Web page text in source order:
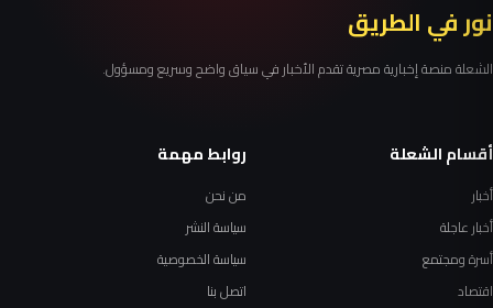
نور في الطريق
الشعلة منصة إخبارية مصرية تقدم الأخبار في سياق واضح وسريع ومسؤول.
أقسام الشعلة
أخبار
أخبار عاجلة
أسرة ومجتمع
اقتصاد
روابط مهمة
من نحن
سياسة النشر
سياسة الخصوصية
اتصل بنا